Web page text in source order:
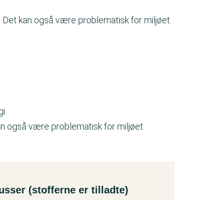
kan også være problematisk for miljøet.
også være problematisk for miljøet.
(stofferne er tilladte)